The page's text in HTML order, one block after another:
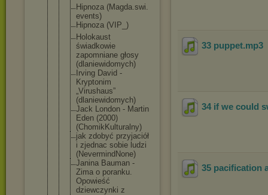
Hipnoza (Magda.swi.
events)
Hipnoza (VIP_)
Holokaust
świadkowie
zapomniane głosy
(dlaniewidomych)
Irving David -
Kryptonim
„Virushaus”
(dlaniewidomych)
Jack London - Martin
Eden (2000)
(ChomikKulturalny)
jak zdobyć przyjaciół
i zjednac sobie ludzi
(NevermindNone)
Janina Bauman -
Zima o poranku.
Opowieść
dziewczynki z
33 puppet.mp3
34 if we could
35 pacification